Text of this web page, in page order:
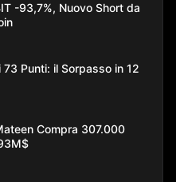
-93,7%, Nuovo Short da
Punti: il Sorpasso in 12
Compra 307.000